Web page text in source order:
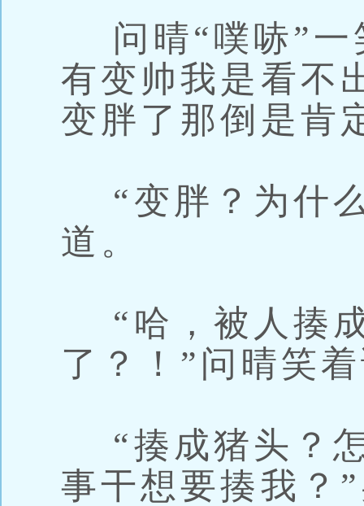
问晴“噗哧”一
有变帅我是看不
变胖了那倒是肯
“变胖？为什
道。
“哈，被人揍
了？！”问晴笑
“揍成猪头？
事干想要揍我？